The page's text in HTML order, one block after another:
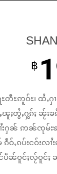
฿
တီႊဢူဝ်ႊ၊ ထႆႇ
ႈတွႆႇႁွၵ်ႈ ၼႂ်းၶ
းႁၼ် ဢၼ်ၸုမ်း
ႇၵပ်းငဝ်းလၢႆ
ပဵၼ်ဝူင်ႈလႂ်ဝူင်ႈ